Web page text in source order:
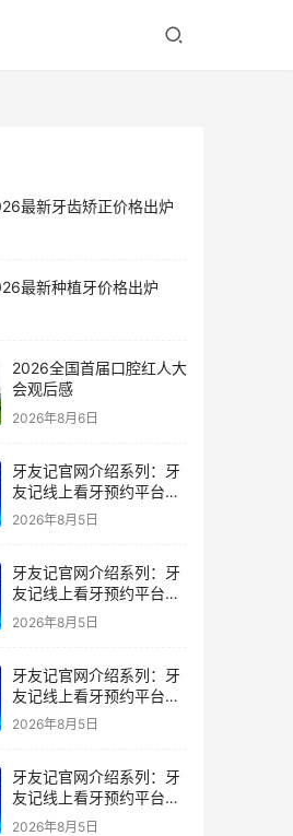
最新牙齿矫正价格出炉
最新种植牙价格出炉
2026全国首届口腔红人大
会观后感
2026年8月6日
牙友记官网介绍系列：牙
友记线上看牙预约平台是
干什么的？靠谱吗？
2026年8月5日
牙友记官网介绍系列：牙
友记线上看牙预约平台让
看牙不再靠运气
2026年8月5日
牙友记官网介绍系列：牙
友记线上看牙预约平台打
破口腔行业专业壁垒新手
2026年8月5日
牙友记官网介绍系列：牙
友记线上看牙预约平台落
地同城就诊经验打破未知
2026年8月5日